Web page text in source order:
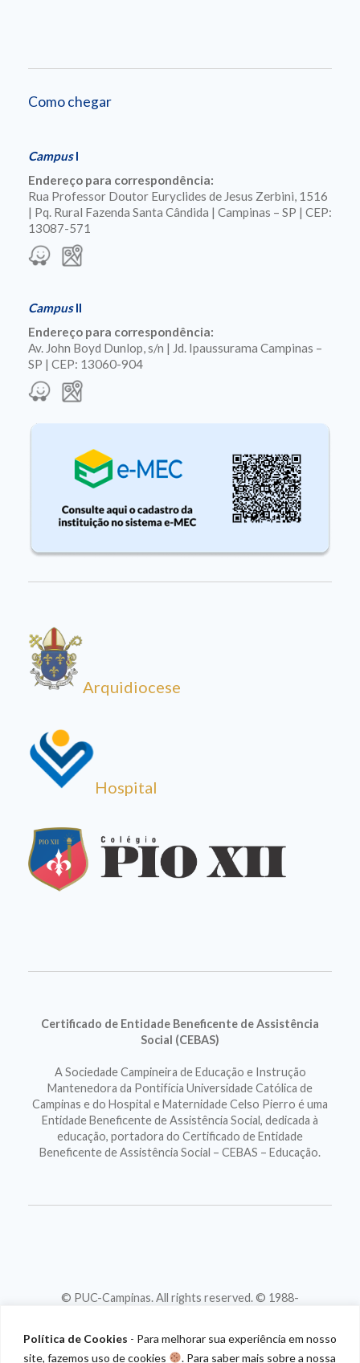
Política de Cookies - Para melhorar sua experiência em nosso
site, fazemos uso de cookies
. Para saber mais sobre a nossa
Como chegar
CampusI
Endereço para correspondência:
Rua Professor Doutor Euryclides de Jesus Zerbini, 1516
| Pq. Rural Fazenda Santa Cândida | Campinas – SP | CEP:
13087-571
CampusII
Endereço para correspondência:
Av. John Boyd Dunlop, s/n | Jd. Ipaussurama Campinas –
SP | CEP: 13060-904
Arquidiocese
Hospital
Certificado de Entidade Beneficente de Assistência
Social (CEBAS)
A Sociedade Campineira de Educação e Instrução
Mantenedora da Pontifícia Universidade Católica de
Campinas e do Hospital e Maternidade Celso Pierro é uma
Entidade Beneficente de Assistência Social, dedicada à
educação, portadora do Certificado de Entidade
Beneficente de Assistência Social – CEBAS – Educação.
© PUC-Campinas. All rights reserved. © 1988-